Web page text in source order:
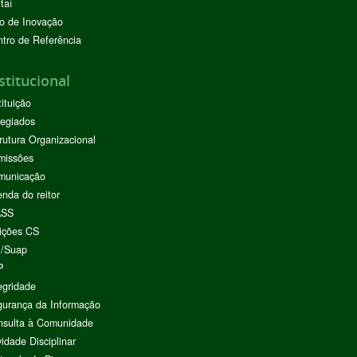
de Inovação
de Referência
Organizacional
do reitor
CS
Suap
da Informação
à Comunidade
Disciplinar